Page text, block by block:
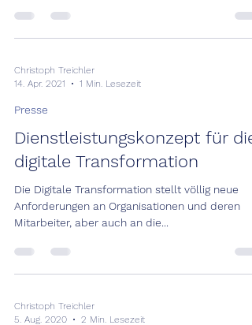
Christoph Treichler
14. Apr. 2021
1 Min. Lesezeit
Presse
Dienstleistungskonzept für die
digitale Transformation
Die Digitale Transformation stellt völlig neue
Anforderungen an Organisationen und deren
Mitarbeiter, aber auch an die...
Christoph Treichler
5. Aug. 2020
2 Min. Lesezeit